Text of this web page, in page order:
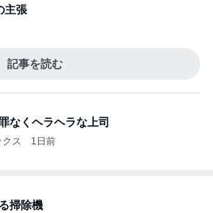
主張
記事を読む
なくヘラヘラな上司
ス 1日前
掃除機